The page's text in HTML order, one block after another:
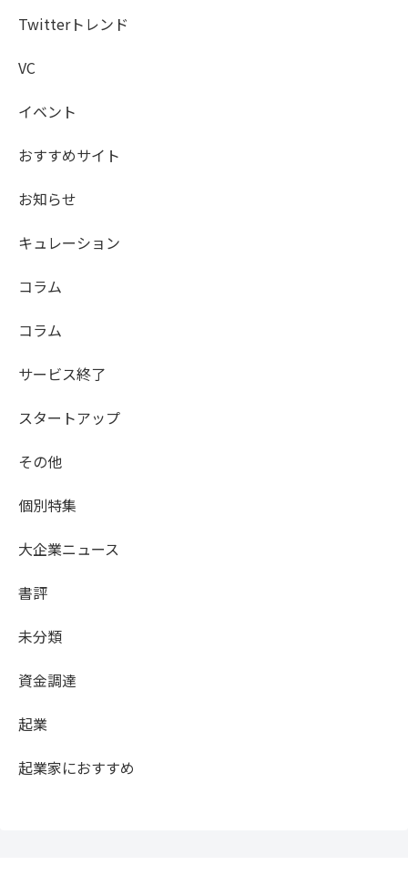
Twitterトレンド
VC
イベント
おすすめサイト
お知らせ
キュレーション
コラム
コラム
サービス終了
スタートアップ
その他
個別特集
大企業ニュース
書評
未分類
資金調達
起業
起業家におすすめ